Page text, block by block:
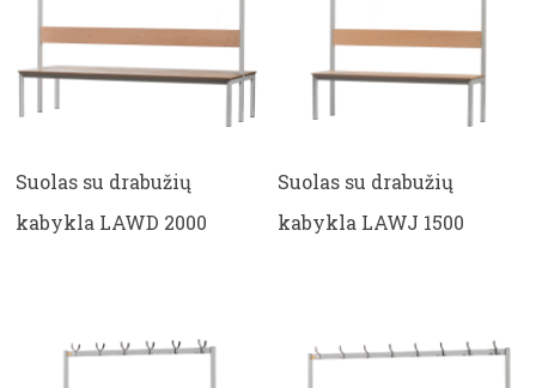
Suolas su drabužių
kabykla LAWD 2000
Suolas su drabužių
kabykla LAWJ 1500